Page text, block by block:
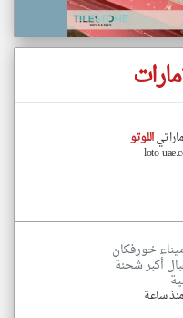
اللوتو
loto-
خورفكان
أكبر شحنة
منذ ساعة